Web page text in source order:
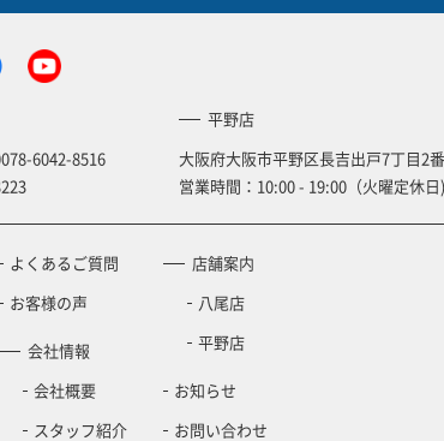
6042-8516
平野店
大阪府大阪市平野区長吉出戸7丁目2
営業時間：10:00 - 19:00（火曜定休日)
よくあるご質問
お客様の声
会社情報
会社概要
スタッフ紹介
店舗案内
八尾店
平野店
お知らせ
お問い合わせ